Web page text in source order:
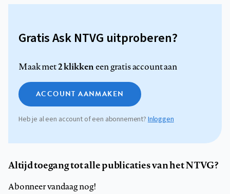
Gratis Ask NTVG uitproberen?
Maak met2 klikkeneen gratis account aan
ACCOUNT AANMAKEN
Heb je al een account of een abonnement?Inloggen
Altijd toegang tot alle publicaties van het NTVG?
Abonneer vandaag nog!